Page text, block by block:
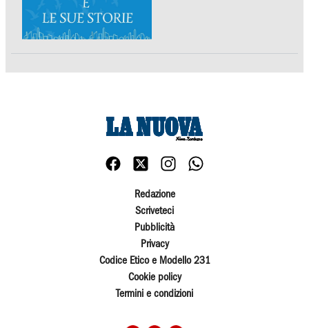
Redazione
Scriveteci
Pubblicità
Privacy
Codice Etico e Modello 231
Cookie policy
Termini e condizioni